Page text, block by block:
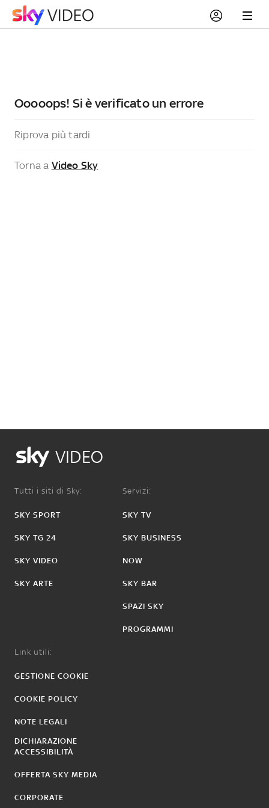
Ooooops! Si è verificato un errore
Riprova più tardi
Torna a Video Sky
VIDEO
Tutti i siti di Sky:
SKY SPORT
SKY TG 24
SKY VIDEO
SKY ARTE
Servizi:
SKY TV
SKY BUSINESS
NOW
SKY BAR
SPAZI SKY
PROGRAMMI
Link utili:
GESTIONE COOKIE
COOKIE POLICY
NOTE LEGALI
DICHIARAZIONE
ACCESSIBILITÀ
OFFERTA SKY MEDIA
CORPORATE